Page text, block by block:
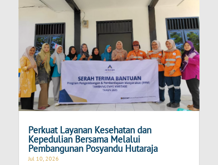
Perkuat Layanan Kesehatan dan
Kepedulian Bersama Melalui
Pembangunan Posyandu Hutaraja
Jul 10, 2026